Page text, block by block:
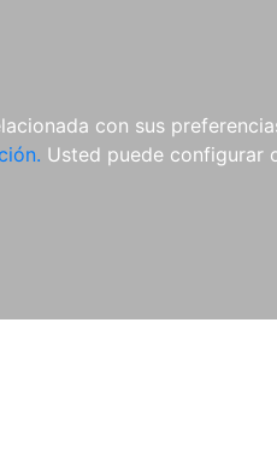
con sus
Usted puede configurar